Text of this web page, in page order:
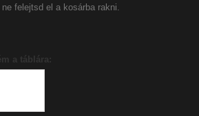
felejtsd el a kosárba rakni.
a táblára: